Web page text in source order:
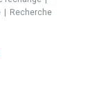
Recherche